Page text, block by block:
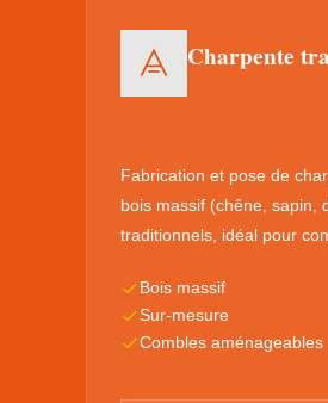
Charpente
Fabrication et pose de
bois massif (chêne, sapin,
traditionnels, idéal pour
Bois massif
Sur-mesure
Combles aménageables